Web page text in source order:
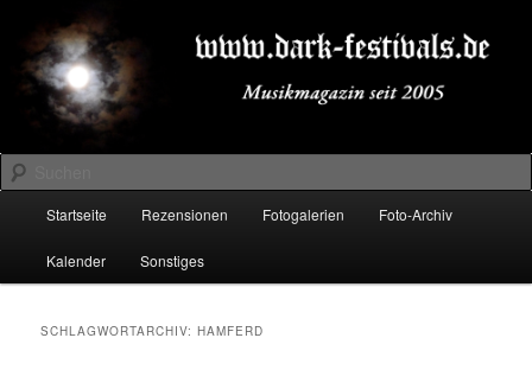
primären
Inhalt
springen
sekundären
Inhalt
springenDARK-FESTIVALS.DE
Suchen
Startseite Rezensionen Fotogalerien Foto-Archiv
Kalender Sonstiges
SCHLAGWORTARCHIV:HAMFERD